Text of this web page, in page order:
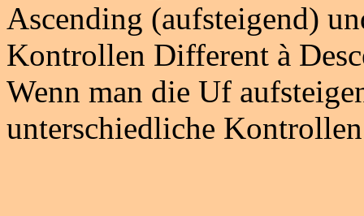
Ascending (aufsteigend)
Kontrollen Different à
Wenn man die Uf
unterschiedliche